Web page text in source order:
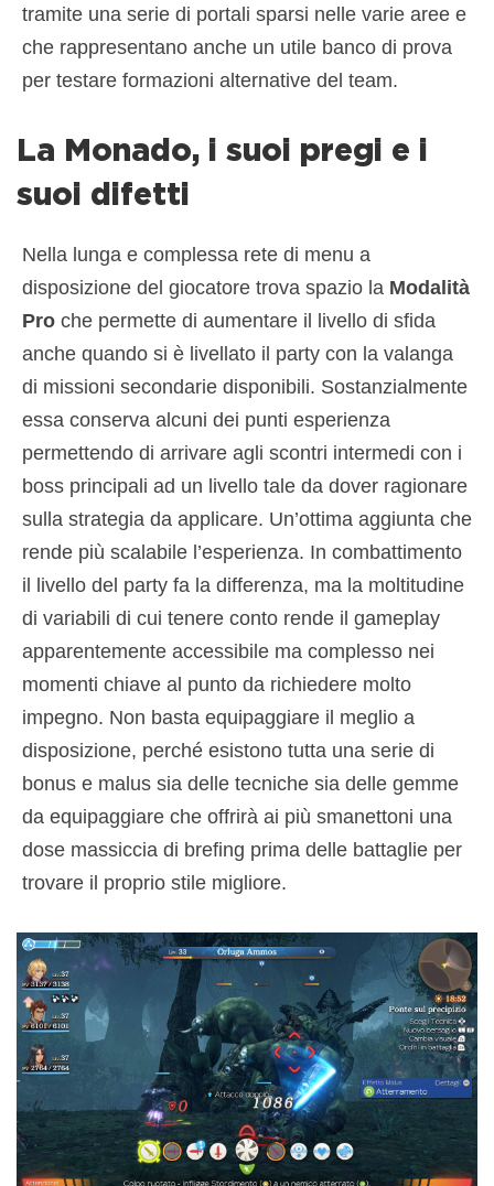
tramite una serie di portali sparsi nelle varie aree e
che rappresentano anche un utile banco di prova
per testare formazioni alternative del team.
La Monado, i suoi pregi e i
suoi difetti
Nella lunga e complessa rete di menu a
disposizione del giocatore trova spazio la Modalità
Pro che permette di aumentare il livello di sfida
anche quando si è livellato il party con la valanga
di missioni secondarie disponibili. Sostanzialmente
essa conserva alcuni dei punti esperienza
permettendo di arrivare agli scontri intermedi con i
boss principali ad un livello tale da dover ragionare
sulla strategia da applicare. Un’ottima aggiunta che
rende più scalabile l’esperienza. In combattimento
il livello del party fa la differenza, ma la moltitudine
di variabili di cui tenere conto rende il gameplay
apparentemente accessibile ma complesso nei
momenti chiave al punto da richiedere molto
impegno. Non basta equipaggiare il meglio a
disposizione, perché esistono tutta una serie di
bonus e malus sia delle tecniche sia delle gemme
da equipaggiare che offrirà ai più smanettoni una
dose massiccia di brefing prima delle battaglie per
trovare il proprio stile migliore.